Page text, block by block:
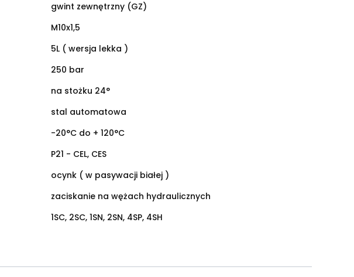
gwint zewnętrzny (GZ)
M10x1,5
5L ( wersja lekka )
250 bar
na stożku 24°
stal automatowa
-20°C do + 120°C
P21 - CEL, CES
ocynk ( w pasywacji białej )
zaciskanie na wężach hydraulicznych
1SC, 2SC, 1SN, 2SN, 4SP, 4SH